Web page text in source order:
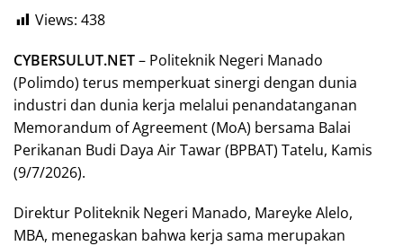
Views: 438
CYBERSULUT.NET– Politeknik Negeri Manado
(Polimdo) terus memperkuat sinergi dengan dunia
industri dan dunia kerja melalui penandatanganan
Memorandum of Agreement (MoA) bersama Balai
Perikanan Budi Daya Air Tawar (BPBAT) Tatelu, Kamis
(9/7/2026).
Direktur Politeknik Negeri Manado, Mareyke Alelo,
MBA, menegaskan bahwa kerja sama merupakan